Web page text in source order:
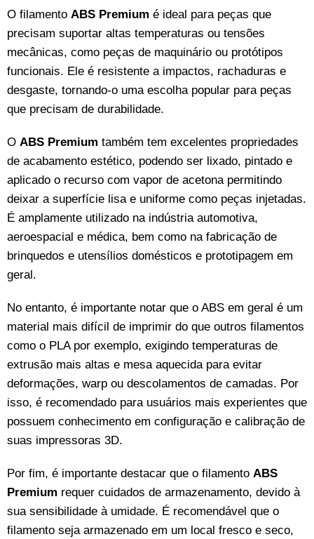
O filamento ABS Premium é ideal para peças que
precisam suportar altas temperaturas ou tensões
mecânicas, como peças de maquinário ou protótipos
funcionais. Ele é resistente a impactos, rachaduras e
desgaste, tornando-o uma escolha popular para peças
que precisam de durabilidade.
O ABS Premium também tem excelentes propriedades
de acabamento estético, podendo ser lixado, pintado e
aplicado o recurso com vapor de acetona permitindo
deixar a superfície lisa e uniforme como peças injetadas.
É amplamente utilizado na indústria automotiva,
aeroespacial e médica, bem como na fabricação de
brinquedos e utensílios domésticos e prototipagem em
geral.
No entanto, é importante notar que o ABS em geral é um
material mais difícil de imprimir do que outros filamentos
como o PLA por exemplo, exigindo temperaturas de
extrusão mais altas e mesa aquecida para evitar
deformações, warp ou descolamentos de camadas. Por
isso, é recomendado para usuários mais experientes que
possuem conhecimento em configuração e calibração de
suas impressoras 3D.
Por fim, é importante destacar que o filamento ABS
Premium requer cuidados de armazenamento, devido à
sua sensibilidade à umidade. É recomendável que o
filamento seja armazenado em um local fresco e seco,